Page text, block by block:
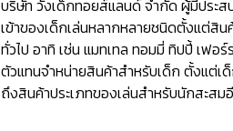
บริษัท วังเด็กทอยส์แลนด์ จำกัด ผู้มีประ
เข้าของเด็กเล่นหลากหลายชนิดตั้งแต่สิ
ทั่วไป อาทิ เช่น แมทเทล ทอมมี่ ทิปปี้ เฟอ
ตัวแทนจำหน่ายสินค้าสำหรับเด็ก ตั้งแต่เ
ถึงสินค้าประเภทของเล่นสำหรับนักสะสม